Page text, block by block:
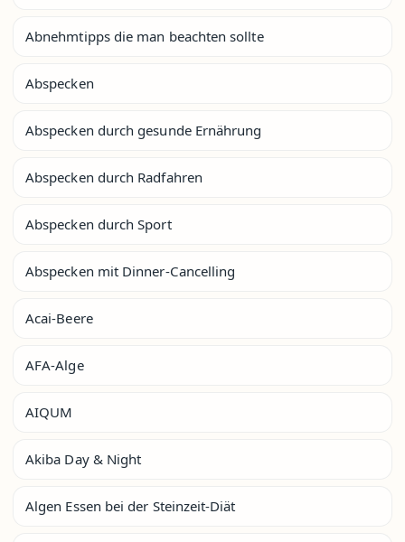
Abnehmtipps die man beachten sollte
Abspecken
Abspecken durch gesunde Ernährung
Abspecken durch Radfahren
Abspecken durch Sport
Abspecken mit Dinner-Cancelling
Acai-Beere
AFA-Alge
AIQUM
Akiba Day & Night
Algen Essen bei der Steinzeit-Diät